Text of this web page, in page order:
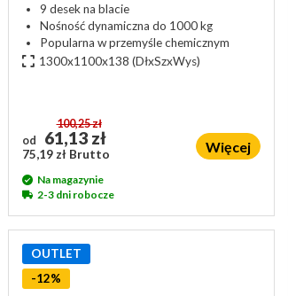
9 desek na blacie
Nośność dynamiczna do 1000 kg
Popularna w przemyśle chemicznym
1300x1100x138 (DłxSzxWys)
od
100,25 zł
61,13 zł
75,19 zł Brutto Więcej
Na magazynie
2-3 dni robocze
OUTLET
-12%